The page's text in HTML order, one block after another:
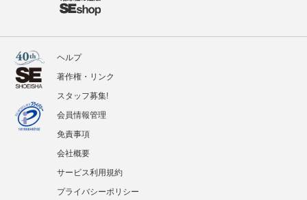
ヘルプ
著作権・リンク
スタッフ募集!
会員情報管理
免責事項
会社概要
サービス利用規約
プライバシーポリシー